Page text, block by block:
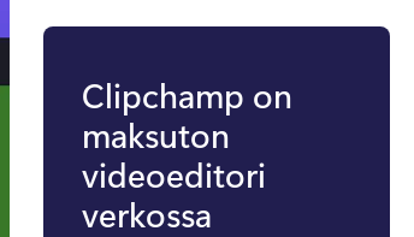
Clipchamp on
maksuton
videoeditori
verkossa